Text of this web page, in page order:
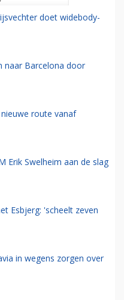
doet widebody-
naar Barcelona door
route vanaf
Erik Swelheim aan de slag
Esbjerg: 'scheelt zeven
in wegens zorgen over